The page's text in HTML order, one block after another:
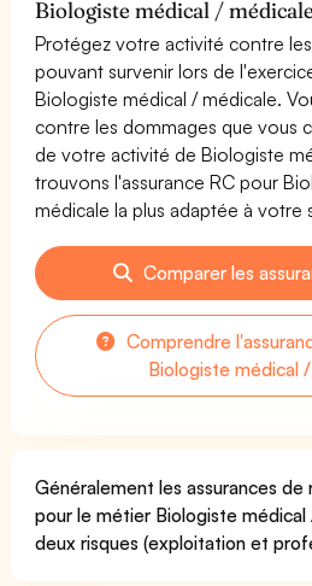
Biologiste médical / médicale
Protégez votre activité contre
pouvant survenir lors de
Biologiste médical / médicale.
contre les dommages que vous
de votre activité de Biologiste
trouvons l'assurance RC pour
médicale la plus adaptée à votre
Comparer les
Comprendre
Biologiste médical
Généralement les assurances
pour le métier Biologiste
deux risques (exploitation et